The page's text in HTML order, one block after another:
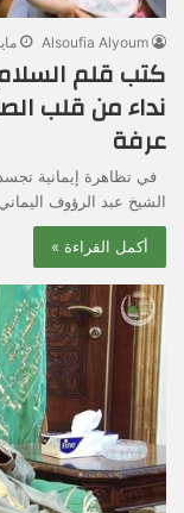
Alsoufia Alyoum مايو 26,
كتب قلم
نداء من قلب
عرفة
في تظاهرة إيمانية تجسد
الشيخ عبد الرؤوف
أكمل القراءة »